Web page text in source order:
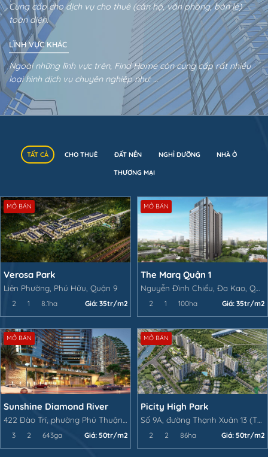
Cung cấp cho dịch vụ cho thuê (căn hộ, văn phòng, bán lẻ)
toàn diện.
LĨNH VỰC KHÁC
Ngoài những lĩnh vực trên, Find Home còn cung cấp rất nhiều
loại hình dịch vụ chuyên nghiệp như: …
TẤT CẢ CHO THUÊ ĐẤT NỀN NGHỈ DƯỠNG NHÀ Ở
THƯƠNG MẠI
MỞ BÁN
Verosa Park
Liên Phường, Phú Hữu, Quận 9
2 1 8.1ha Giá: 35tr/m2
MỞ BÁN
The Marq Quận 1
Nguyễn Đình Chiểu, Đa Kao, Quận 1, Hồ Chí Minh
2 1 100ha Giá: 35tr/m2
MỞ BÁN
Sunshine Diamond River
422 Đào Trí, phường Phú Thuận, Quận 7, TP.HCM
3 2 643ga Giá: 50tr/m2
MỞ BÁN
Picity High Park
Số 9A, đường Thạnh Xuân 13 (TX 13), Thạnh Xuân, Quận 12, TP.HCM
2 2 86ha Giá: 50tr/m2